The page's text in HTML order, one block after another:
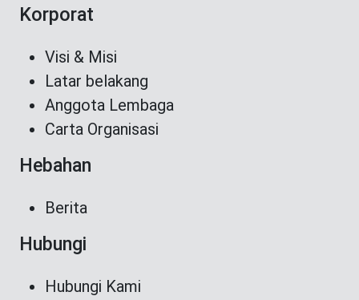
Korporat
Visi & Misi
Latar belakang
Anggota Lembaga
Carta Organisasi
Hebahan
Berita
Hubungi
Hubungi Kami